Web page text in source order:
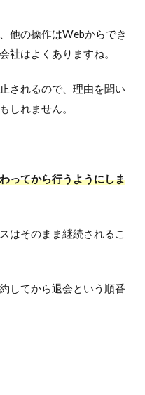
他の操作はWebからでき
社はよくありますね。
されるので、理由を聞い
しれません。
ってから行うようにしま
はそのまま継続されるこ
してから退会という順番